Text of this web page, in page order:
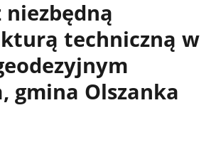
niezbędną
techniczną w
gmina Olszanka